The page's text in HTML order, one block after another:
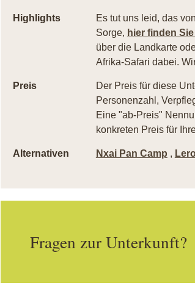
Highlights
Es tut uns leid, das
Sorge, hier finden
über die Landkarte
Afrika-Safari dabei.
Preis
Der Preis für diese
Personenzahl,
Eine "ab-Preis"
konkreten Preis für
Alternativen Nxai Pan Camp ,
Fragen zur Unterkunft?